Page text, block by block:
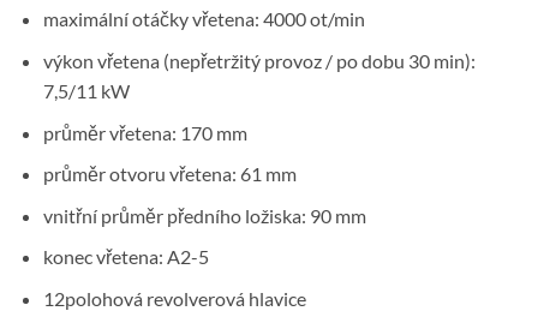
maximální otáčky vřetena: 4000 ot/min
výkon vřetena (nepřetržitý provoz / po dobu 30 min):
7,5/11 kW
průměr vřetena: 170 mm
průměr otvoru vřetena: 61 mm
vnitřní průměr předního ložiska: 90 mm
konec vřetena: A2-5
12polohová revolverová hlavice